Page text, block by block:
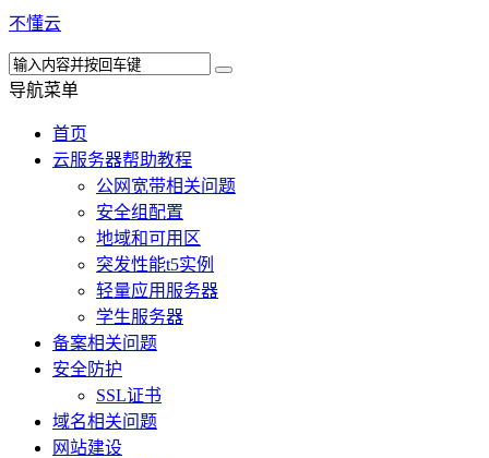
不懂云
导航菜单
首页
云服务器帮助教程
公网宽带相关问题
安全组配置
地域和可用区
突发性能t5实例
轻量应用服务器
学生服务器
备案相关问题
安全防护
SSL证书
域名相关问题
网站建设